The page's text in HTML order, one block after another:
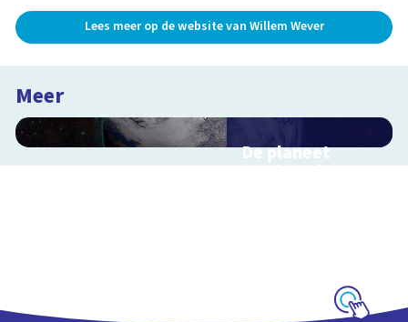
Lees meer op de website van Willem Wever
Meer
De planeet
aarde en haar